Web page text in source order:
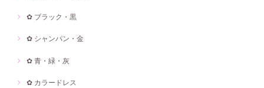
✿ ブラック・黒
✿ シャンパン・金
✿ 青・緑・灰
✿ カラードレス